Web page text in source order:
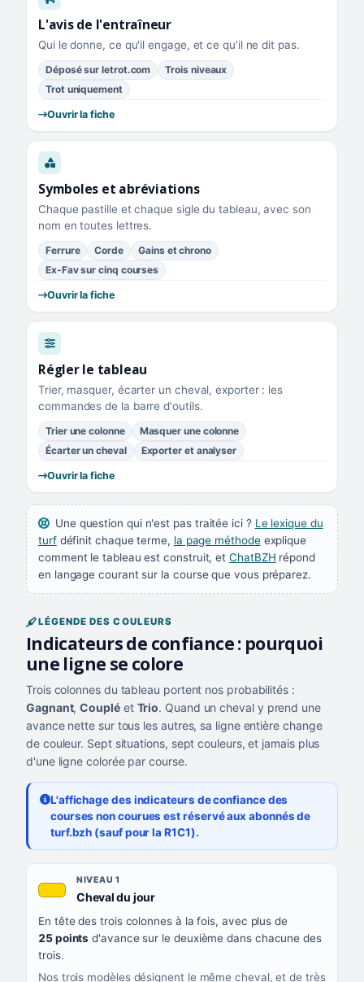
L'avis de l'entraîneur
Qui le donne, ce qu'il engage, et ce qu'il ne dit pas.
Déposé sur letrot.com
Trois niveaux
Trot uniquement
Ouvrir la fiche
Symboles et abréviations
Chaque pastille et chaque sigle du tableau, avec son
nom en toutes lettres.
Ferrure Corde
Gains et chrono
Ex-Fav sur cinq courses
Ouvrir la fiche
Régler le tableau
Trier, masquer, écarter un cheval, exporter : les
commandes de la barre d'outils.
Trier une colonne
Masquer une colonne
Écarter un cheval
Exporter et analyser
Ouvrir la fiche
Une question qui n'est pas traitée ici ? Le lexique du
turfdéfinit chaque terme, la page méthodeexplique
comment le tableau est construit, etChatBZH répond
en langage courant sur la course que vous préparez.
LÉGENDE DES COULEURS
Indicateurs de confiance : pourquoi
une ligne se colore
Trois colonnes du tableau portent nos probabilités :
Gagnant,Coupléet Trio. Quand un cheval y prend une
avance nette sur tous les autres, sa ligne entière change
de couleur. Sept situations, sept couleurs, et jamais plus
d'une ligne colorée par course.
L'affichage des indicateurs de confiance des
courses non courues est réservé aux abonnés de
turf.bzh (sauf pour la R1C1).
QUAND LA LIGNE PREND CETTE COULEUR
CE QUE CELA VOUS DIT
NIVEAU 1
Cheval du jour, couleur jaune or
En tête des trois colonnes à la fois, avec plus de
25 points d'avance sur le deuxième dans chacune des
trois.
Nos trois modèles désignent le même cheval, et de très